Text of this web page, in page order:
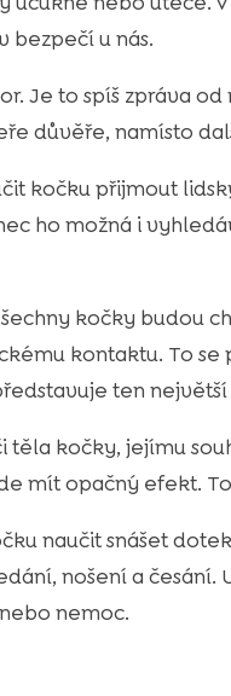
bezpečí u nás.
Je to spíš zpráva
důvěře, namísto
kočku přijmout
ho možná i
kočky budou
kontaktu. To
ten
kočky, jejímu
mít opačný efekt.
naučit snášet
nošení a česání.
nemoc.